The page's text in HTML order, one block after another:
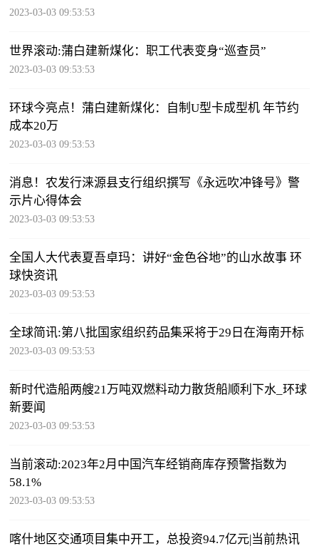
2023-03-03 09:53:53
世界滚动:蒲白建新煤化：职工代表变身“巡查员”
2023-03-03 09:53:53
环球今亮点！蒲白建新煤化：自制U型卡成型机 年节约
成本20万
2023-03-03 09:53:53
消息！农发行涞源县支行组织撰写《永远吹冲锋号》警
示片心得体会
2023-03-03 09:53:53
全国人大代表夏吾卓玛：讲好“金色谷地”的山水故事 环
球快资讯
2023-03-03 09:53:53
全球简讯:第八批国家组织药品集采将于29日在海南开标
2023-03-03 09:53:53
新时代造船两艘21万吨双燃料动力散货船顺利下水_环球
新要闻
2023-03-03 09:53:53
当前滚动:2023年2月中国汽车经销商库存预警指数为
58.1%
2023-03-03 09:53:53
喀什地区交通项目集中开工，总投资94.7亿元|当前热讯